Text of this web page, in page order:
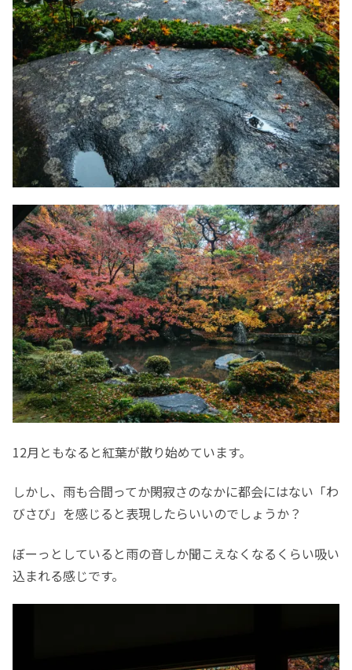
12月ともなると紅葉が散り始めています。
しかし、雨も合間ってか閑寂さのなかに都会にはない「わ
びさび」を感じると表現したらいいのでしょうか？
ぼーっとしていると雨の音しか聞こえなくなるくらい吸い
込まれる感じです。